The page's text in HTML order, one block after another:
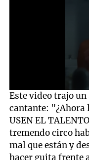
0
seconds
of
1
minute,
45
seconds
Este video trajo
cantante: "¿Ahora
USEN EL
tremendo circo
mal que están y
hacer guita frente